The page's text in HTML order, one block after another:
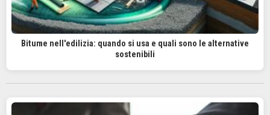
Bitume nell'edilizia: quando si usa e quali sono le alternative
sostenibili